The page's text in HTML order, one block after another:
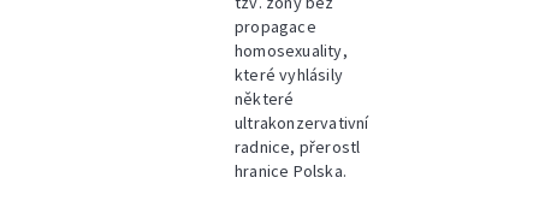
propagace
homosexuality,
které vyhlásily
některé
ultrakonzervativní
radnice, přerostl
hranice Polska.